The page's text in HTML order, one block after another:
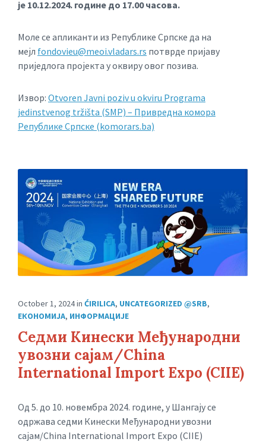
је 10.12.2024. године до 17.00 часова.
Моле се апликанти из Републике Српске да на
мејл fondovieu@meoi.vladars.rs потврде пријаву
приједлога пројекта у оквиру овог позива.
Извор: Otvoren Javni poziv u okviru Programa
jedinstvenog tržišta (SMP) – Привредна комора
Републике Српске (komorars.ba)
October 1, 2024in ĆIRILICA, UNCATEGORIZED @SRB,
ЕКОНОМИЈА, ИНФОРМАЦИЈЕ
Седми Кинески Међународни
увозни сајам/China
International Import Expo (CIIE)
Од 5. до 10. новембра 2024. године, у Шангају се
одржава седми Кинески Међународни увозни
сајам/China International Import Expo (CIIE)